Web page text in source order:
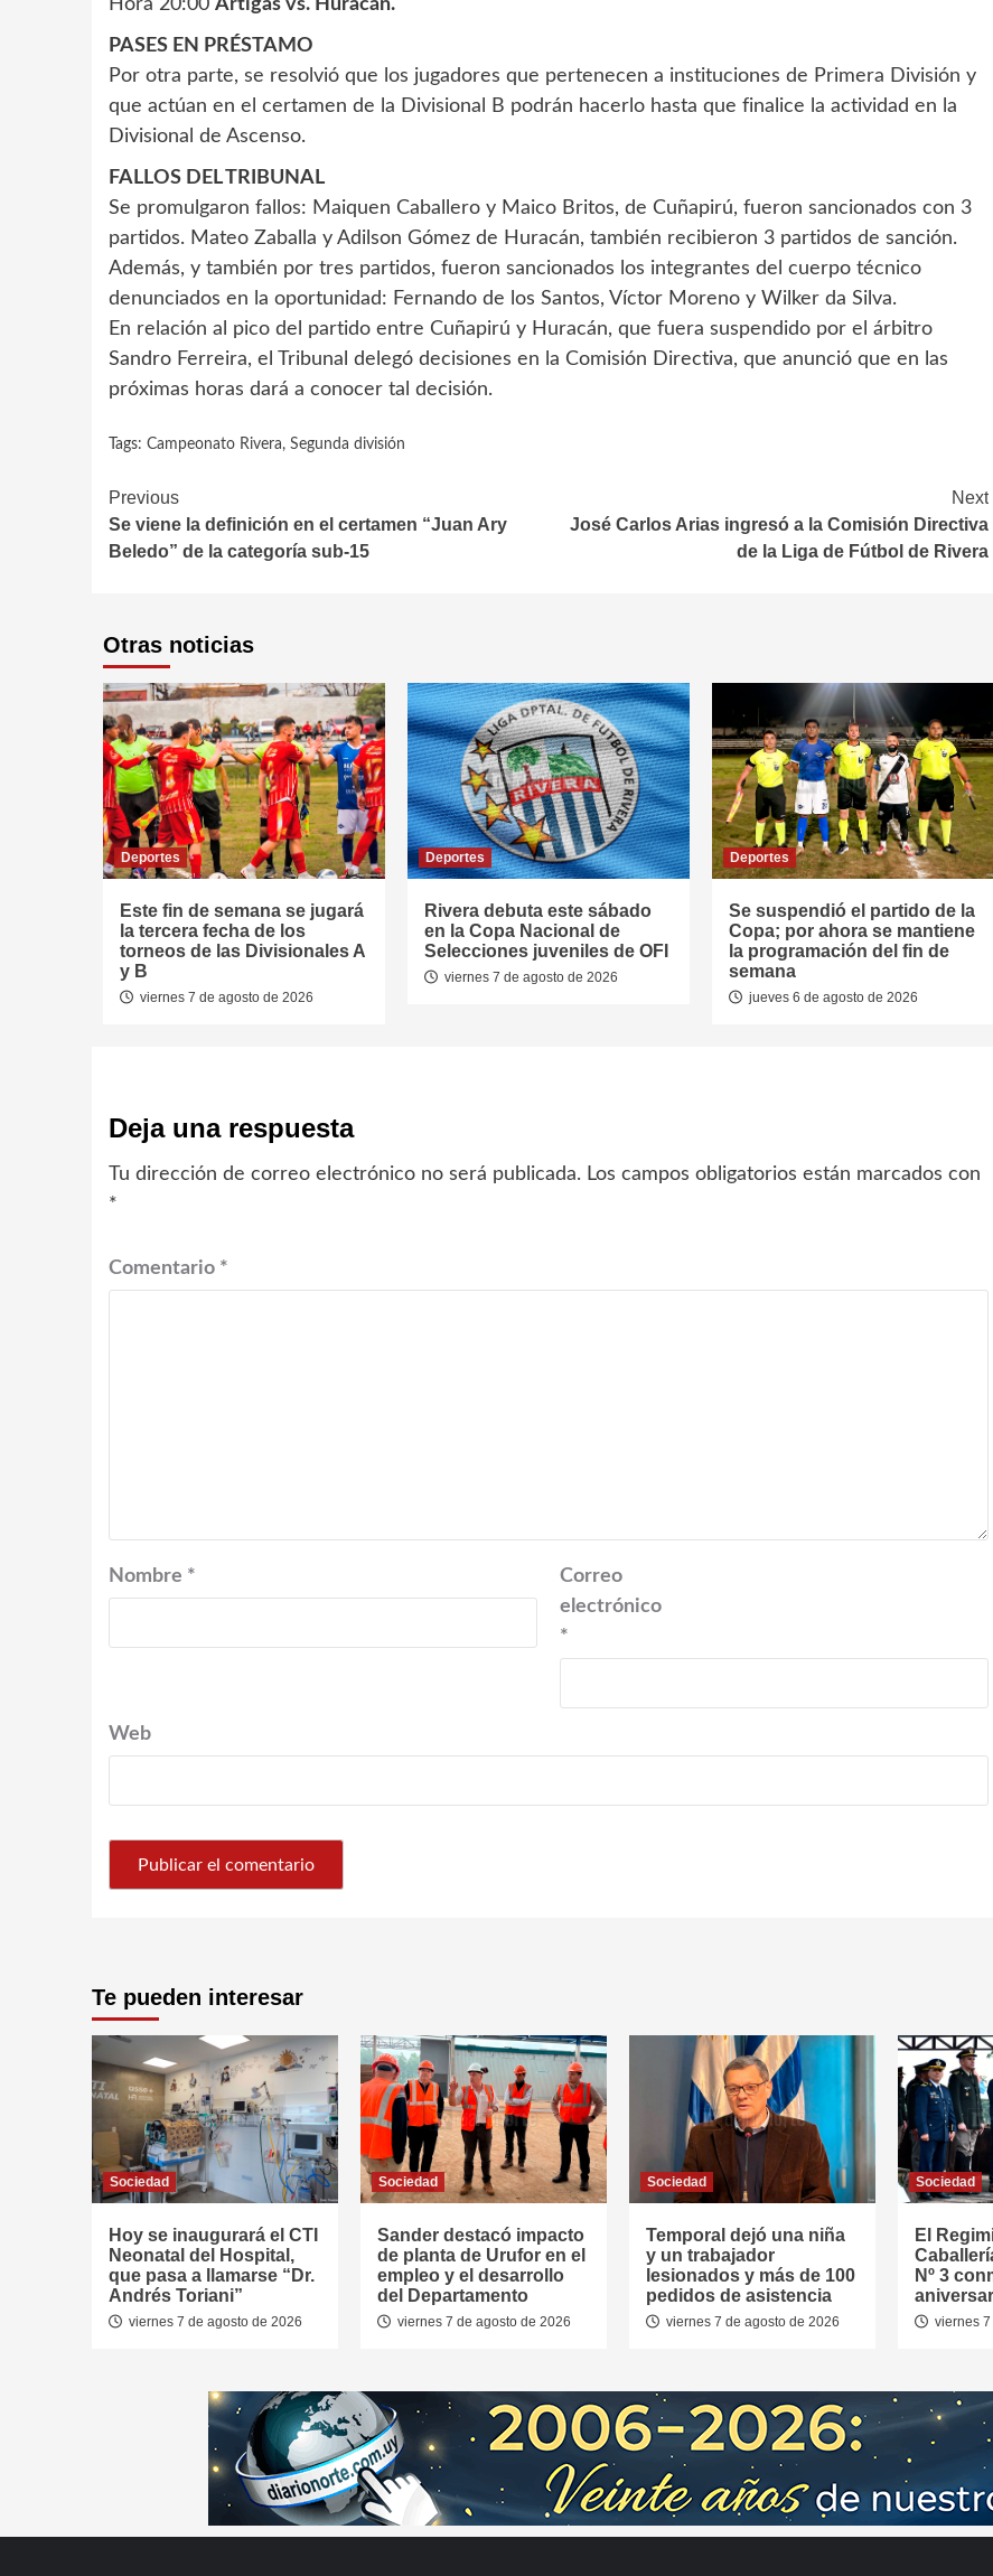
Hora 20:00 Artigas vs. Huracán.
PASES EN PRÉSTAMO
Por otra parte, se resolvió que los jugadores que pertenecen a instituciones de Primera División y
que actúan en el certamen de la Divisional B podrán hacerlo hasta que finalice la actividad en la
Divisional de Ascenso.
FALLOS DEL TRIBUNAL
Se promulgaron fallos: Maiquen Caballero y Maico Britos, de Cuñapirú, fueron sancionados con 3
partidos. Mateo Zaballa y Adilson Gómez de Huracán, también recibieron 3 partidos de sanción.
Además, y también por tres partidos, fueron sancionados los integrantes del cuerpo técnico
denunciados en la oportunidad: Fernando de los Santos, Víctor Moreno y Wilker da Silva.
En relación al pico del partido entre Cuñapirú y Huracán, que fuera suspendido por el árbitro
Sandro Ferreira, el Tribunal delegó decisiones en la Comisión Directiva, que anunció que en las
próximas horas dará a conocer tal decisión.
Tags: Campeonato Rivera, Segunda división
Continue
Reading
Previous
Se viene la definición en el certamen “Juan Ary
Beledo” de la categoría sub-15
Next
José Carlos Arias ingresó a la Comisión Directiva
de la Liga de Fútbol de Rivera
Otras noticias
Deportes
Este fin de semana se jugará
la tercera fecha de los
torneos de las Divisionales A
y B
viernes 7 de agosto de 2026
Deportes
Rivera debuta este sábado
en la Copa Nacional de
Selecciones juveniles de OFI
viernes 7 de agosto de 2026
Deportes
Se suspendió el partido de la
Copa; por ahora se mantiene
la programación del fin de
semana
jueves 6 de agosto de 2026
Deja una respuesta
Tu dirección de correo electrónico no será publicada. Los campos obligatorios están marcados con
*
Comentario *
Nombre *
Correo
electrónico
*
Web
Te pueden interesar
Sociedad
Hoy se inaugurará el CTI
Neonatal del Hospital,
que pasa a llamarse “Dr.
Andrés Toriani”
viernes 7 de agosto de 2026
Sociedad
Sander destacó impacto
de planta de Urufor en el
empleo y el desarrollo
del Departamento
viernes 7 de agosto de 2026
Sociedad
Temporal dejó una niña
y un trabajador
lesionados y más de 100
pedidos de asistencia
viernes 7 de agosto de 2026
Sociedad
El
Nº 3
viernes